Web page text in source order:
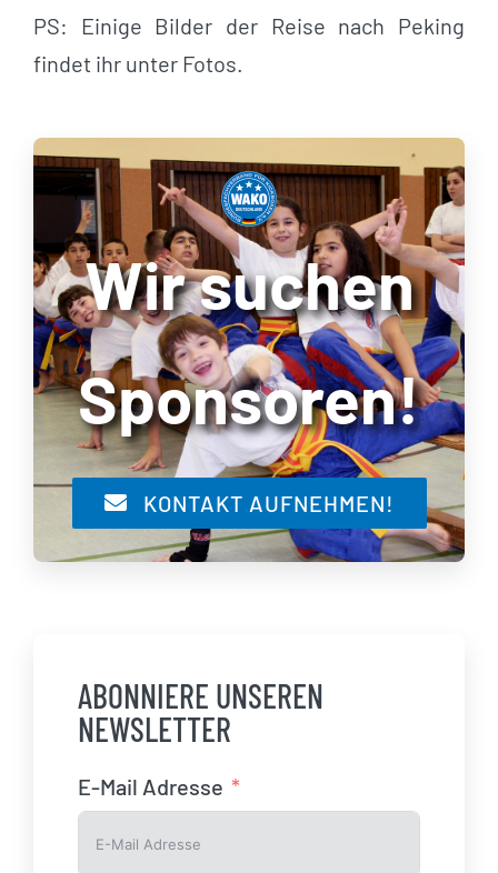
PS: Einige Bilder der Reise nach Peking
findet ihr unter Fotos.
Wir suchen
Sponsoren!
KONTAKT AUFNEHMEN!
ABONNIERE UNSEREN
NEWSLETTER
E-Mail Adresse